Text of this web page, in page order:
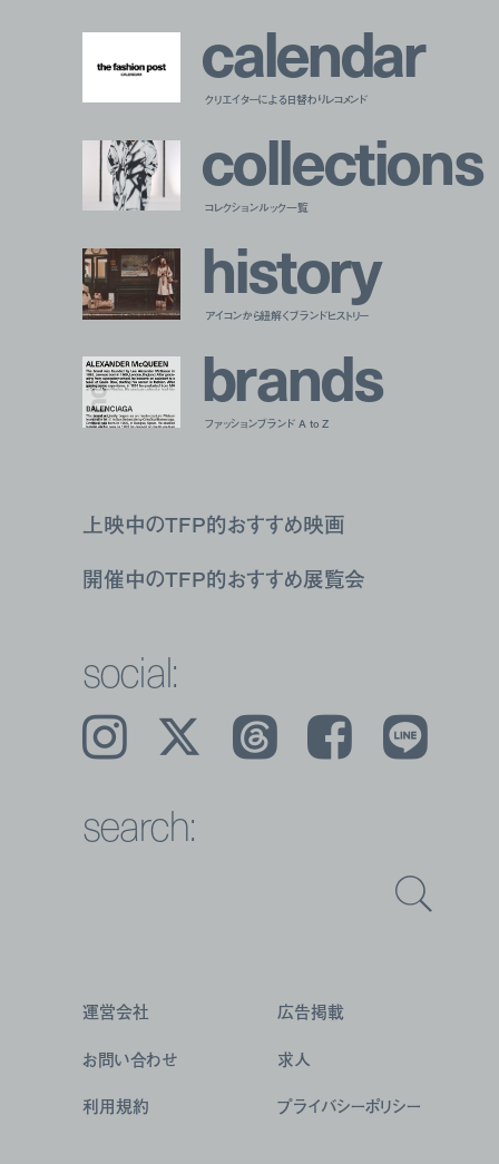
calendar
クリエイターによる日替わりレコメンド
collections
コレクションルック一覧
history
アイコンから紐解くブランドヒストリー
brands
ファッションブランド A to Z
上映中のTFP的おすすめ映画
開催中のTFP的おすすめ展覧会
social:
Instagram 𝕏 Threads Facebook LINE
search:
運営会社
広告掲載
お問い合わせ
求人
利用規約
プライバシーポリシー